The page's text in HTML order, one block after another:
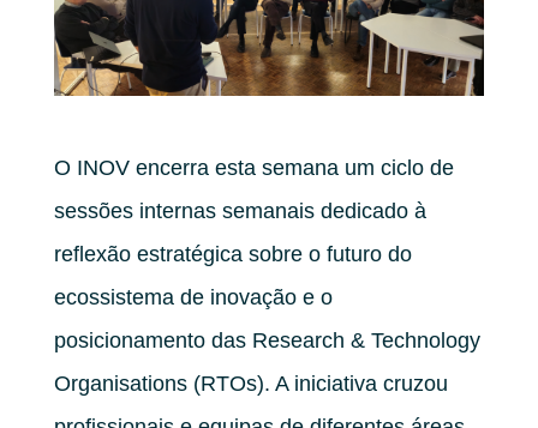
O INOV encerra esta semana um ciclo de
sessões internas semanais dedicado à
reflexão estratégica sobre o futuro do
ecossistema de inovação e o
posicionamento das Research & Technology
Organisations (RTOs). A iniciativa cruzou